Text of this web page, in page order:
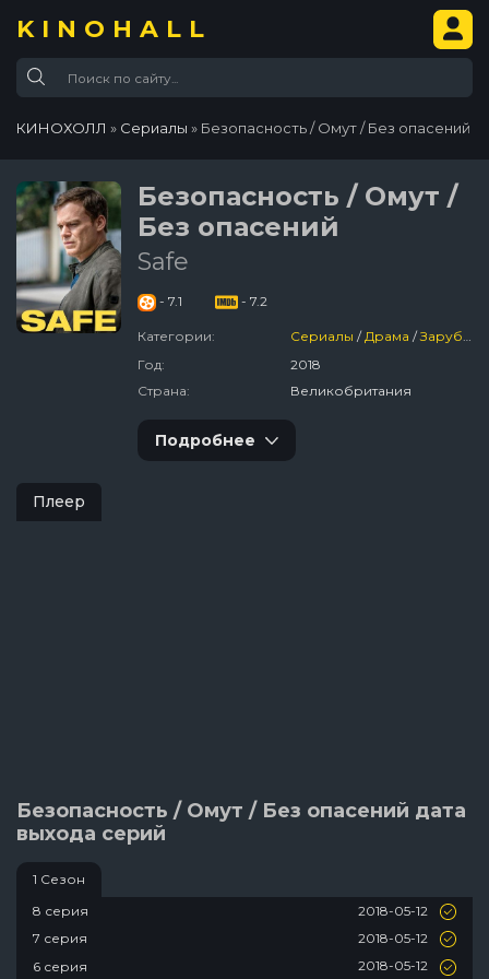
KINOHALL
КИНОХОЛЛ » Сериалы » Безопасность / Омут / Без опасений
Безопасность / Омут /
Без опасений
Safe
- 7.1 - 7.2
Категории: Сериалы /Драма /Зарубежный
Год:
2018
Страна:
Великобритания
Подробнее
Плеер
Безопасность / Омут / Без опасений дата
выхода серий
1 Сезон
8 серия
2018-05-12
7 серия
2018-05-12
6 серия
2018-05-12